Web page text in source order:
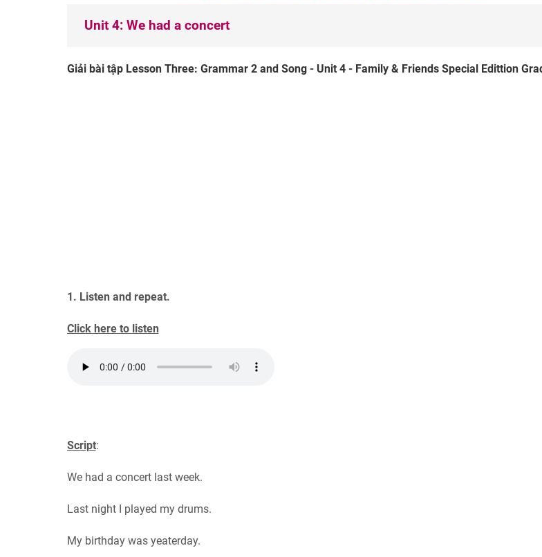
Unit 4: We had a concert
Giải bài tập Lesson Three: Grammar 2 and Song - Unit 4 - Family & Friends Special Edittion
1. Listen and repeat.
Click here to listen
Script:
We had a concert last week.
Last night I played my drums.
My birthday was yeaterday.